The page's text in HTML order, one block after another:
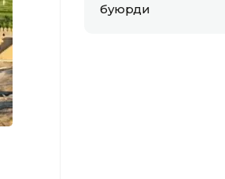
буюрди